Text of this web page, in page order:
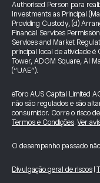
Authorised Person para
Investments as Principal
Providing Custody, (d)
Financial Services
Services and Market
principal local de atividade
Tower, ADGM Square, Al
(“UAE”).
eToro AUS Capital Limited
não são regulados e são
consumidor. Corre o risco
Termos e Condições.Ver
O desempenho passado
Divulgação geral de riscos